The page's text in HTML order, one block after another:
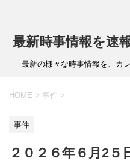
最新時事情報を速
最新の様々な時事情報を、カ
HOME > 事件 >
事件
２０２６年６月2５